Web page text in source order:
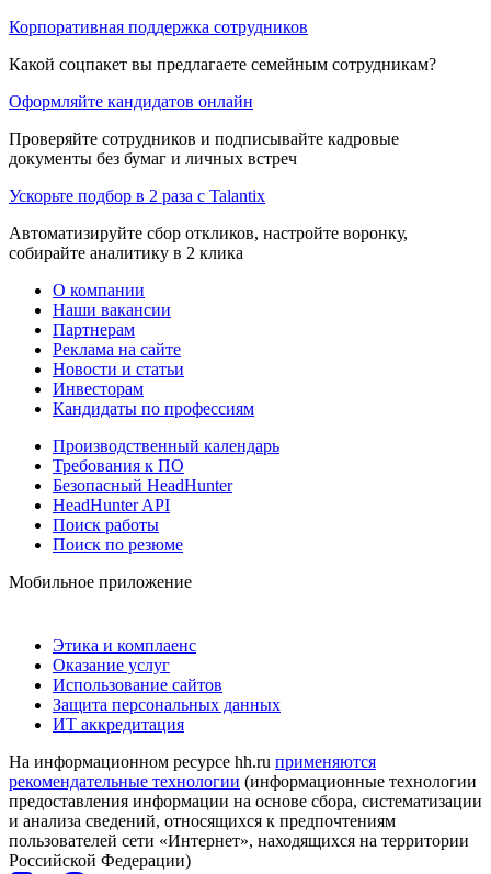
Корпоративная поддержка сотрудников
Какой соцпакет вы предлагаете семейным сотрудникам?
Оформляйте кандидатов онлайн
Проверяйте сотрудников и подписывайте кадровые
документы без бумаг и личных встреч
Ускорьте подбор в 2 раза с Talantix
Автоматизируйте сбор откликов, настройте воронку,
собирайте аналитику в 2 клика
О компании
Наши вакансии
Партнерам
Реклама на сайте
Новости и статьи
Инвесторам
Кандидаты по профессиям
Производственный календарь
Требования к ПО
Безопасный HeadHunter
HeadHunter API
Поиск работы
Поиск по резюме
Мобильное приложение
Этика и комплаенс
Оказание услуг
Использование сайтов
Защита персональных данных
ИТ аккредитация
На информационном ресурсе hh.ru применяются
рекомендательные технологии (информационные технологии
предоставления информации на основе сбора, систематизации
и анализа сведений, относящихся к предпочтениям
пользователей сети «Интернет», находящихся на территории
Российской Федерации)